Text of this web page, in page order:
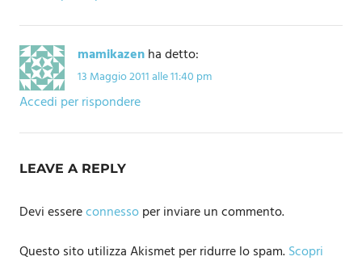
mamikazenha detto:
13 Maggio 2011 alle 11:40 pm
Accedi per rispondere
LEAVE A REPLY
Devi essereconnessoper inviare un commento.
Questo sito utilizza Akismet per ridurre lo spam.Scopri